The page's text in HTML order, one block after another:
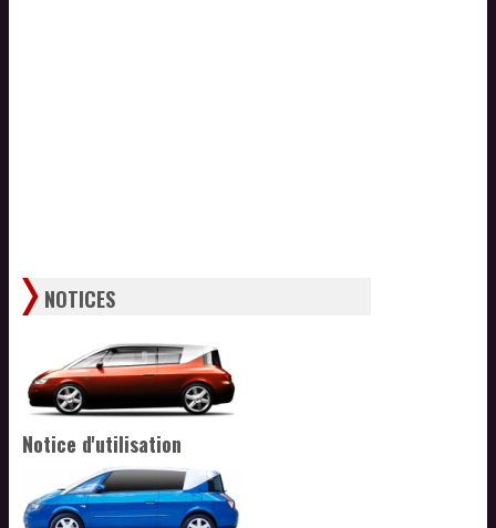
NOTICES
Notice d'utilisation